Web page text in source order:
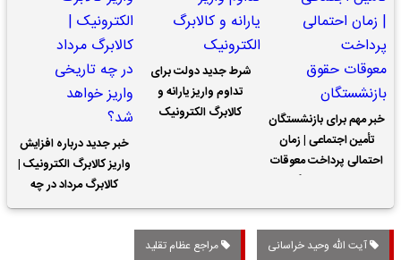
خبر مهم برای بازنشستگان
تأمین اجتماعی | زمان
احتمالی پرداخت معوقات
شرط جدید دولت برای
تداوم واریز یارانه و
کالابرگ الکترونیک
خبر جدید درباره افزایش
واریز کالابرگ الکترونیک |
کالابرگ مرداد در چه
تاریخی واریز خواهد شد؟
آیت‌ الله‌ وحید خراسانی مراجع عظام تقلید